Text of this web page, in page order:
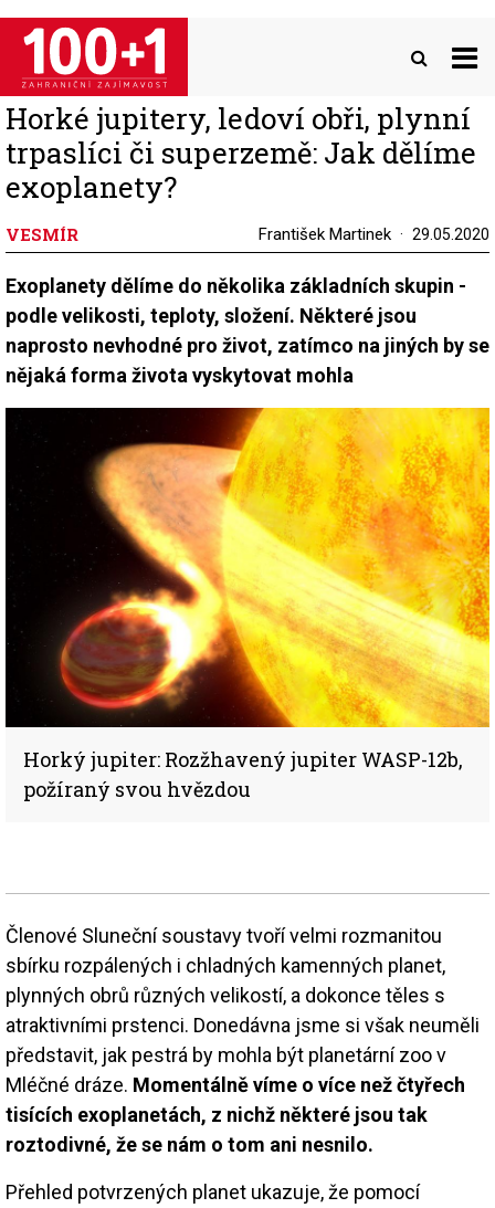
Přejít
hlavnímu
obsahu
Horké jupitery, ledoví obři, plynní
trpaslíci či superzemě: Jak dělíme
exoplanety?
VESMÍR František Martinek 29.05.2020
Exoplanety dělíme do několika základních skupin -
podle velikosti, teploty, složení. Některé jsou
naprosto nevhodné pro život, zatímco na jiných by se
nějaká forma života vyskytovat mohla
Horký jupiter: Rozžhavený jupiter WASP-12b,
požíraný svou hvězdou
Členové Sluneční soustavy tvoří velmi rozmanitou
sbírku rozpálených i chladných kamenných planet,
plynných obrů různých velikostí, a dokonce těles s
atraktivními prstenci. Donedávna jsme si však neuměli
představit, jak pestrá by mohla být planetární zoo v
Mléčné dráze. Momentálně víme o více než čtyřech
tisících exoplanetách, z nichž některé jsou tak
roztodivné, že se nám o tom ani nesnilo.
Přehled potvrzených planet ukazuje, že pomocí